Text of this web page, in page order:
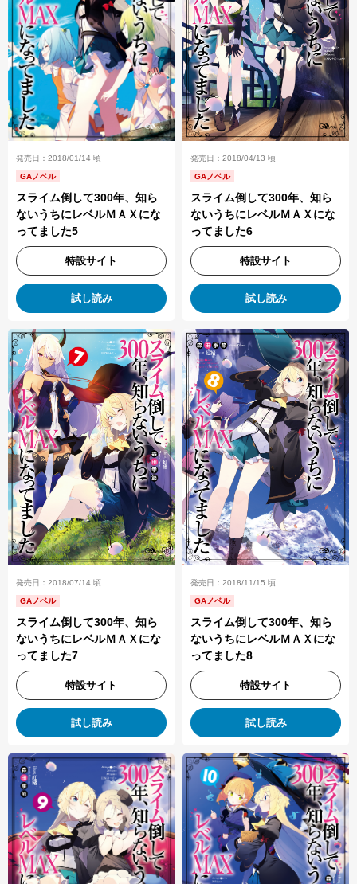
発売日：2018/01/14 頃
GAノベル
スライム倒して300年、知ら
ないうちにレベルＭＡＸにな
ってました5
特設サイト
試し読み
発売日：2018/04/13 頃
GAノベル
スライム倒して300年、知ら
ないうちにレベルＭＡＸにな
ってました6
特設サイト
試し読み
発売日：2018/07/14 頃
GAノベル
スライム倒して300年、知ら
ないうちにレベルＭＡＸにな
ってました7
特設サイト
試し読み
発売日：2018/11/15 頃
GAノベル
スライム倒して300年、知ら
ないうちにレベルＭＡＸにな
ってました8
特設サイト
試し読み